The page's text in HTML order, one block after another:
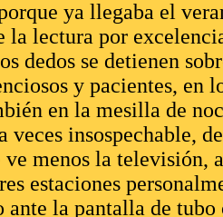
ya llegaba el
la lectura por
dedos se detienen
y pacientes, en
en la mesilla de
veces insospechable,
ve menos la televisión,
estaciones
ante la pantalla de